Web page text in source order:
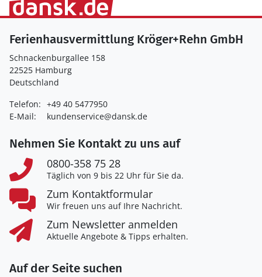
Ferienhausvermittlung Kröger+Rehn GmbH
Schnackenburgallee 158
22525 Hamburg
Deutschland
Telefon: +49 40 5477950
E-Mail:
kundenservice@dansk.de
Nehmen Sie Kontakt zu uns auf
0800-358 75 28
Täglich von 9 bis 22 Uhr für Sie da.
Zum Kontaktformular
Wir freuen uns auf Ihre Nachricht.
Zum Newsletter anmelden
Aktuelle Angebote & Tipps erhalten.
Auf der Seite suchen